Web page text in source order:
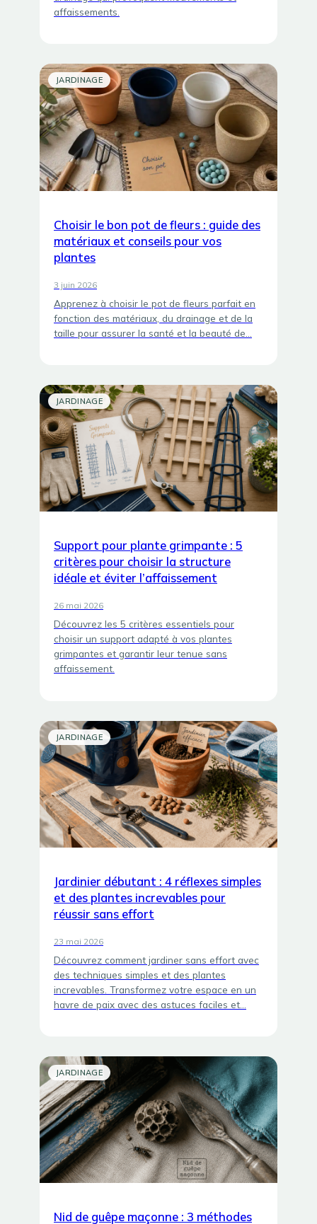
affaissements.
JARDINAGE
Choisir le bon pot de fleurs : guide des
matériaux et conseils pour vos
plantes
3 juin 2026
Apprenez à choisir le pot de fleurs parfait en
fonction des matériaux, du drainage et de la
taille pour assurer la santé et la beauté de…
JARDINAGE
Support pour plante grimpante : 5
critères pour choisir la structure
idéale et éviter l’affaissement
26 mai 2026
Découvrez les 5 critères essentiels pour
choisir un support adapté à vos plantes
grimpantes et garantir leur tenue sans
affaissement.
JARDINAGE
Jardinier débutant : 4 réflexes simples
et des plantes increvables pour
réussir sans effort
23 mai 2026
Découvrez comment jardiner sans effort avec
des techniques simples et des plantes
increvables. Transformez votre espace en un
havre de paix avec des astuces faciles et…
JARDINAGE
Nid de guêpe maçonne : 3 méthodes